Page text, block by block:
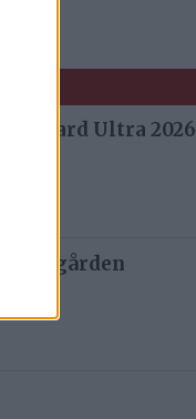
Ultra 2026
de gården